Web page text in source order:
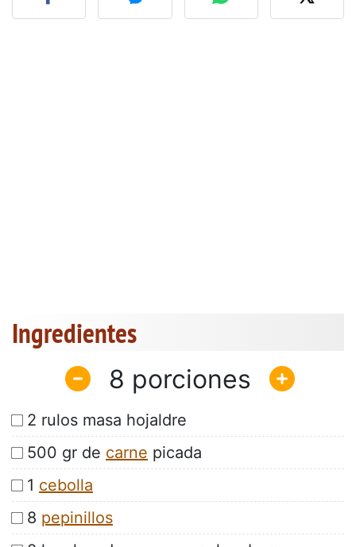
Ingredientes
8
2 rulos masa hojaldre
500 gr de carne picada
1 cebolla
8 pepinillos